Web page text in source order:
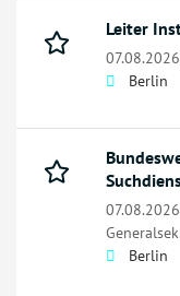
Leiter
Berlin
Berlin